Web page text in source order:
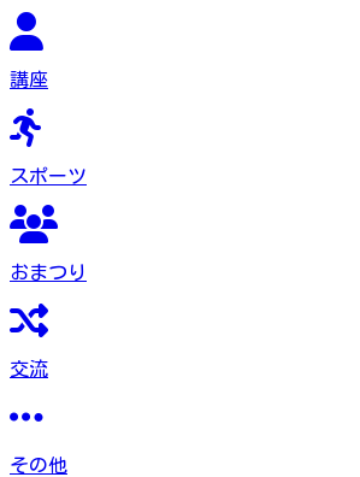
講座
スポーツ
おまつり
交流
その他